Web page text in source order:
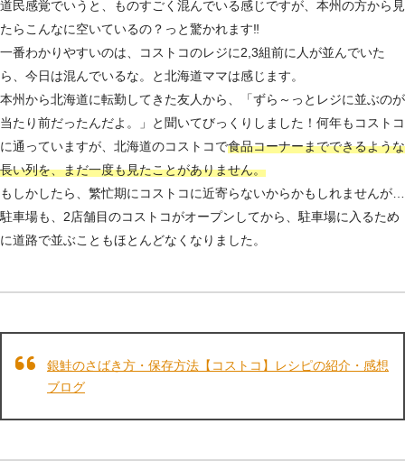
道民感覚でいうと、ものすごく混んでいる感じですが、本州の方から見
たらこんなに空いているの？っと驚かれます‼
一番わかりやすいのは、コストコのレジに2,3組前に人が並んでいた
ら、今日は混んでいるな。と北海道ママは感じます。
本州から北海道に転勤してきた友人から、「ずら～っとレジに並ぶのが
当たり前だったんだよ。」と聞いてびっくりしました！何年もコストコ
に通っていますが、北海道のコストコで食品コーナーまでできるような
長い列を、まだ一度も見たことがありません。
もしかしたら、繁忙期にコストコに近寄らないからかもしれませんが…
駐車場も、2店舗目のコストコがオープンしてから、駐車場に入るため
に道路で並ぶこともほとんどなくなりました。
銀鮭のさばき方・保存方法【コストコ】レシピの紹介・感想
ブログ